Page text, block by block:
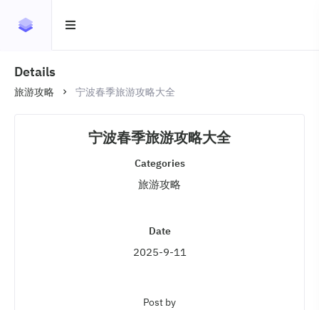
Details
旅游攻略 宁波春季旅游攻略大全
宁波春季旅游攻略大全
Categories
旅游攻略
Date
2025-9-11
Post by